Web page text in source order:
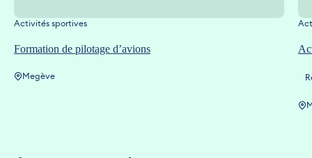
Formation de pilotage d’avions
Activités sportives
Megève